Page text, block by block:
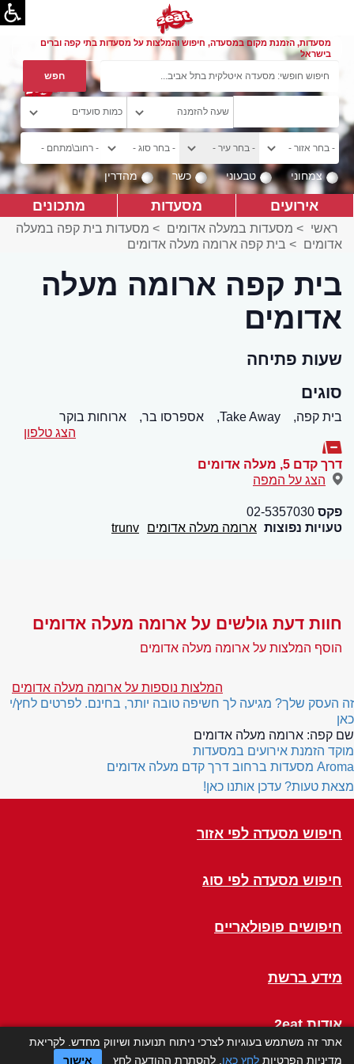
מסעדות, הזמנת מקום במסעדה, חיפוש והמלצות על מסעדות בתי קפה וברים
בישראל
צמחוני טבעוני כשר מהדרין
אירועים מסעדות מתכונים
ראשי > מסעדות במעלה אדומים > מסעדות בית קפה במעלה
אדומים > בית קפה ארומה מעלה אדומים
בית קפה ארומה מעלה
אדומים
שעות פתיחה
סוגים
בית קפה, Take Away, אספרסו בר,
ארוחות בוקר
הצג טלפון
דרך קדם 5 , מעלה אדומים
הצג על המפה
פקס 02-5357030
טעויות נפוצות ארומה מעלה אדומים trunv
חוות דעת גולשים על ארומה מעלה אדומים
הוסף המלצות על ארומה מעלה אדומים
המלצות נוספות על ארומה מעלה אדומים
זה העסק שלך? מגיעה לך חשיפה טובה יותר, בחינם. לפרטים לחץ/י
כאן
שם קפה: ארומה מעלה אדומים
מוקד הזמנת אירועים במסעדות
Aroma מסעדות ברחוב דרך קדם מעלה אדומים
מצאת טעות? עדכן אותנו כאן!
חיפוש מסעדה לפי אזור
חיפוש מסעדה לפי סוג
חיפושים פופולאריים
מידע ברשת
אודות 2eat
אתר זה משתמש בעוגיות לצרכי ניתוח תנועות ושיווק מחדש. לקריאת
מדיניות הפרטיות לחץ כאן . להסתרת ההודעה לחץ אישור